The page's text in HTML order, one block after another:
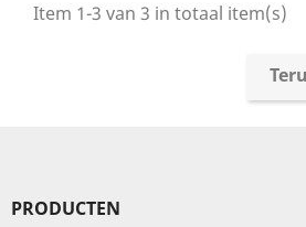
Item 1-3 van 3 in totaal item(s)
PRODUCTEN